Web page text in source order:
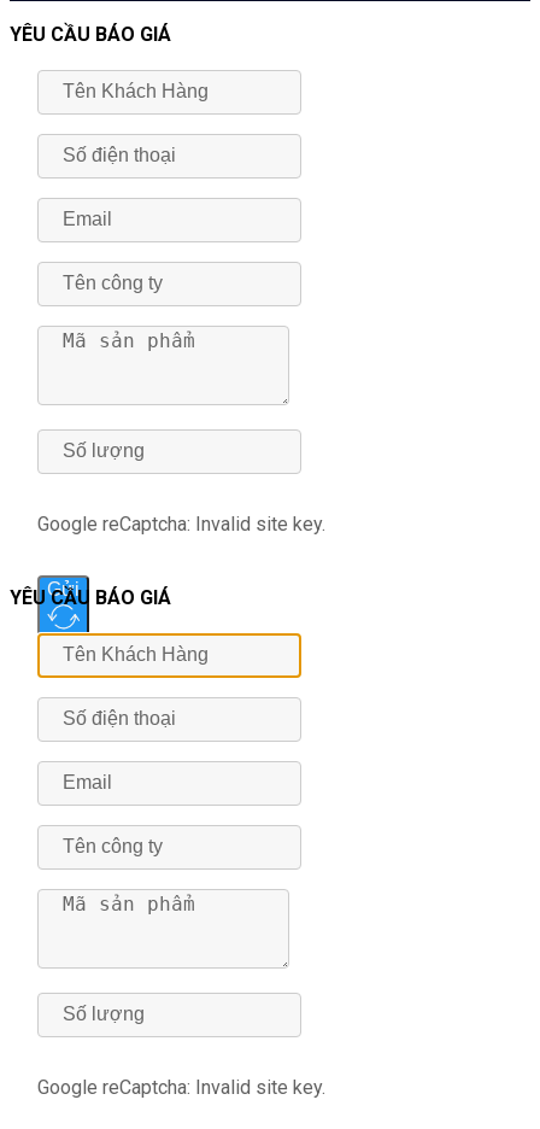
YÊU CẦU BÁO GIÁ
Google reCaptcha: Invalid site key.
Gửi
YÊU CẦU BÁO GIÁ
Google reCaptcha: Invalid site key.